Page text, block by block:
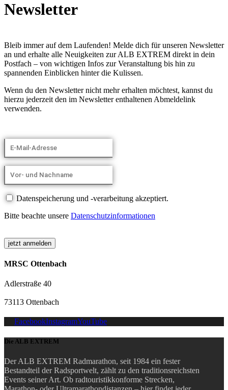
Newsletter
Bleib immer auf dem Laufenden! Melde dich für unseren Newsletter
an und erhalte alle Neuigkeiten zur ALB EXTREM direkt in dein
Postfach – von wichtigen Infos zur Veranstaltung bis hin zu
spannenden Einblicken hinter die Kulissen.
Wenn du den Newsletter nicht mehr erhalten möchtest, kannst du
hierzu jederzeit den im Newsletter enthaltenen Abmeldelink
verwenden.
Datenspeicherung und -verarbeitung akzeptiert.
Bitte beachte unsere Datenschutzinformationen
MRSC Ottenbach
Adlerstraße 40
73113 Ottenbach
FacebookInstagramYouTube
Die ALB EXTREM
Der ALB EXTREM Radmarathon, seit 1984 ein fester
Bestandteil der Radsportwelt, zählt zu den traditionsreichsten
Events seiner Art. Ob radtouristikkonforme Strecken,